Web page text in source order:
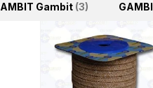
Gambit 3